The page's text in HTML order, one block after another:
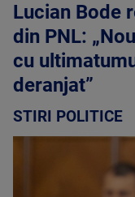
Lucian Bode
din PNL:
cu
deranjat”
STIRI POLITICE